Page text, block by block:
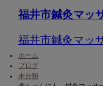
福井市鍼灸マッ
福井市鍼灸マッ
ホーム
ブログ
未分類